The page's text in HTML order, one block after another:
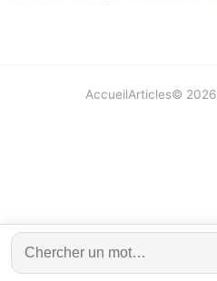
AccueilArticles© 2026